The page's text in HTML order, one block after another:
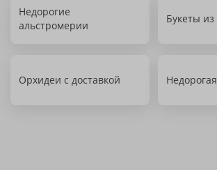
Недорогие
альстромерии
Букеты из
Орхидеи с доставкой